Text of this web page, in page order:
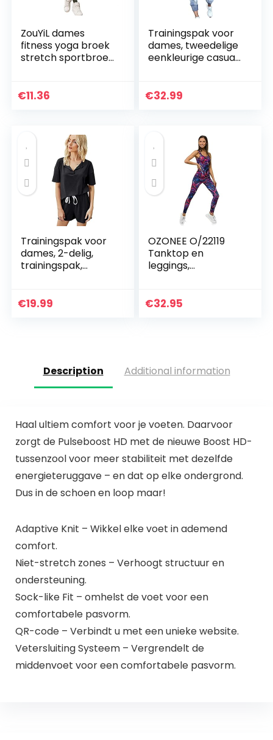
ZouYiL dames
fitness yoga broek
stretch sportbroek
in volledige lengte…
€11.36
Trainingspak voor
dames, tweedelige
eenkleurige casual
sportswear
€32.99
Trainingspak voor
dames, 2-delig,
trainingspak,
sportpak, top +
€19.99
OZONEE O/22119
Tanktop en
leggings,
sportlegging,
€32.95
Description Additional information
Haal ultiem comfort voor je voeten. Daarvoor
zorgt de Pulseboost HD met de nieuwe Boost HD-
tussenzool voor meer stabiliteit met dezelfde
energieteruggave – en dat op elke ondergrond.
Dus in de schoen en loop maar!
Adaptive Knit – Wikkel elke voet in ademend
comfort.
Niet-stretch zones – Verhoogt structuur en
ondersteuning.
Sock-like Fit – omhelst de voet voor een
comfortabele pasvorm.
QR-code – Verbindt u met een unieke website.
Vetersluiting Systeem – Vergrendelt de
middenvoet voor een comfortabele pasvorm.